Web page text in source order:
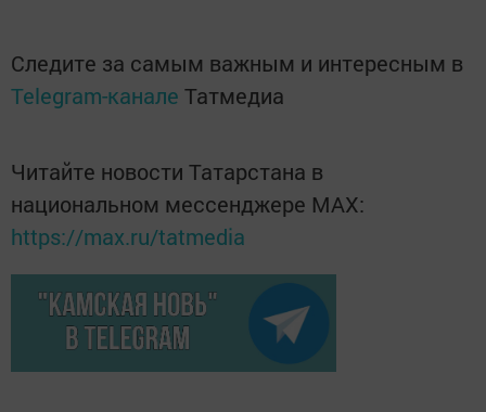
Следите за самым важным и интересным в
Telegram-канале Татмедиа
Читайте новости Татарстана в
национальном мессенджере MАХ:
https://max.ru/tatmedia